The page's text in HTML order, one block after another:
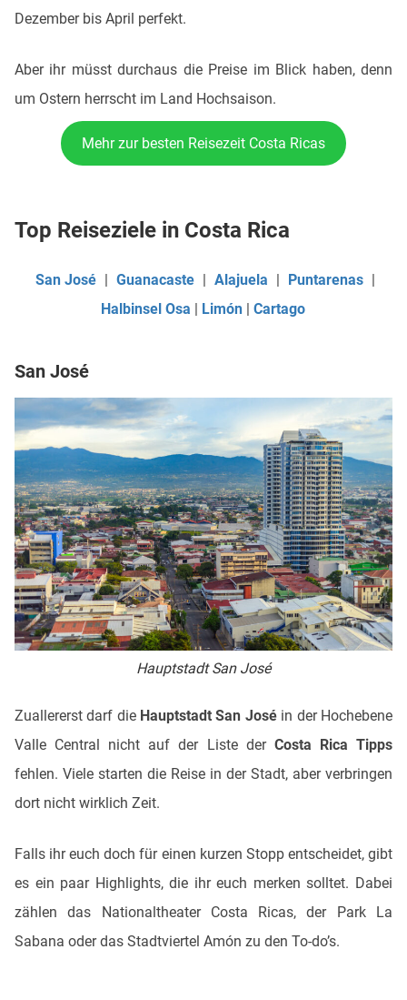
Dezember bis April perfekt.
Aber ihr müsst durchaus die Preise im Blick haben, denn
um Ostern herrscht im Land Hochsaison.
Mehr zur besten Reisezeit Costa Ricas
Top Reiseziele in Costa Rica
San José Guanacaste Alajuela Puntarenas
Halbinsel Osa
Limón |Cartago
San José
Hauptstadt San José
Zuallererst darf die Hauptstadt San Joséin der Hochebene
Valle Central nicht auf der Liste der Costa Rica Tipps
fehlen. Viele starten die Reise in der Stadt, aber verbringen
dort nicht wirklich Zeit.
Falls ihr euch doch für einen kurzen Stopp entscheidet, gibt
es ein paar Highlights, die ihr euch merken solltet. Dabei
zählen das Nationaltheater Costa Ricas, der Park La
Sabana oder das Stadtviertel Amón zu den To-do’s.